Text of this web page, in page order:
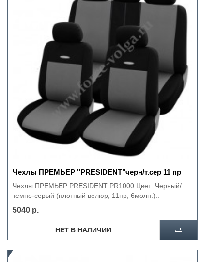
Чехлы ПРЕМЬЕР "PRESIDENT"черн/т.сер 11 пр
Чехлы ПРЕМЬЕР PRESIDENT PR1000 Цвет: Черный/
темно-серый (плотный велюр, 11пр, 6молн.)..
5040 р.
НЕТ В НАЛИЧИИ